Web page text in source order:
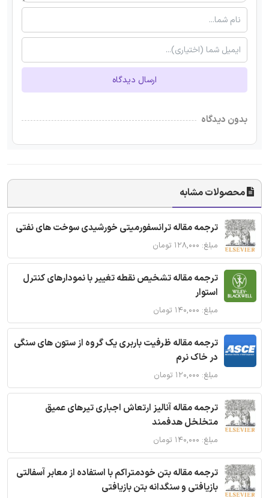
ارسال دیدگاه
بدون دیدگاه
محصولات مشابه
ترجمه مقاله ترانسفورمیتی خورشیدی سوخت های نفتی
مبلغ: ۱۲۸,۰۰۰ تومان
ترجمه مقاله تشخیص نقطه تغییر با نمودارهای کنترل
استوار
مبلغ: ۱۴۰,۰۰۰ تومان
ترجمه مقاله ظرفیت باربری یک گروه از ستون های سنگی
در خاک نرم
مبلغ: ۱۲۰,۰۰۰ تومان
ترجمه مقاله آنالیز ارتعاش اجباری تیرهای عمیق
متخلخل هدفمند
مبلغ: ۱۴۰,۰۰۰ تومان
ترجمه مقاله بتن خودمتراکم با استفاده از معابر آسفالتی
بازیافتی و سنگدانه بتن بازیافتی